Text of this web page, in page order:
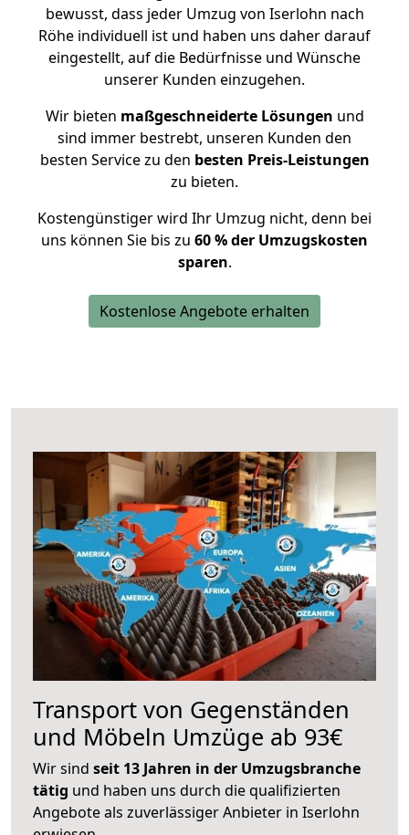
bewusst, dass jeder Umzug von Iserlohn nach
Röhe individuell ist und haben uns daher darauf
eingestellt, auf die Bedürfnisse und Wünsche
unserer Kunden einzugehen.
Wir bieten maßgeschneiderte Lösungen und
sind immer bestrebt, unseren Kunden den
besten Service zu den besten Preis-Leistungen
zu bieten.
Kostengünstiger wird Ihr Umzug nicht, denn bei
uns können Sie bis zu 60 % der Umzugskosten
sparen.
Kostenlose Angebote erhalten
Transport von Gegenständen
und Möbeln Umzüge ab 93€
Wir sind seit 13 Jahren in der Umzugsbranche
tätig und haben uns durch die qualifizierten
Angebote als zuverlässiger Anbieter in Iserlohn